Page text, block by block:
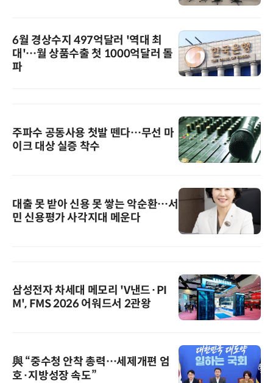
6월 경상수지 497억달러 '역대 최
대'…월 상품수출 첫 1000억달러 돌
파
주파수 공동사용 첫발 뗀다…무선 마
이크 대상 실증 착수
대출 못 받아 신용 못 쌓는 악순환…서
민 신용평가 사각지대 메운다
삼성전자 차세대 메모리 'V낸드·PI
M', FMS 2026 어워드서 2관왕
與 “중수청 안착 총력…세제개편 엄
호·지방성장 속도”